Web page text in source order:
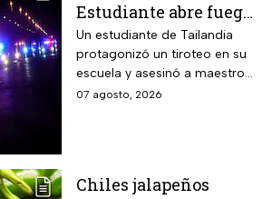
Estudiante abre fuego
contra maestros y
alumnos; antes mató a
sus abuelos
Un estudiante de Tailandia
protagonizó un tiroteo en su
escuela y asesinó a maestros
y alumnos
07 agosto, 2026
Chiles jalapeños